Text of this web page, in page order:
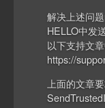
解决上述问
HELLO中发
以下支持文
https://
上面的文章